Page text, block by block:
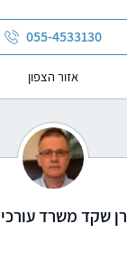
055-4533130
אזור הצפון
רן שקד משרד עורכי